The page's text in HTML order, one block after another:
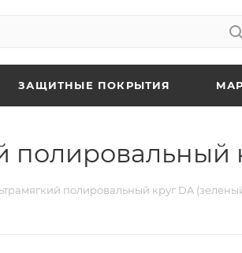
ЗАЩИТНЫЕ ПОКРЫТИЯ
полировальный
полировальный круг DA